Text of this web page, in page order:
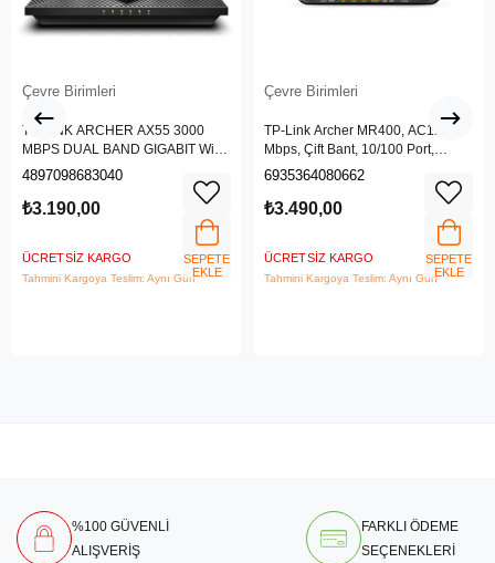
Çevre Birimleri
TP-LINK ARCHER AX55 3000
MBPS DUAL BAND GIGABIT Wi-Fi
6 ROUTER
4897098683040
₺3.190,00
ÜCRETSIZ KARGO
Tahmini Kargoya Teslim: Aynı Gün
SEPETE
EKLE
Çevre Birimleri
TP-Link Archer MR400, AC1200
Mbps, Çift Bant, 10/100 Port,
4G/3G SIM Yuvası, Kablosuz 4G
6935364080662
₺3.490,00
ÜCRETSIZ KARGO
Tahmini Kargoya Teslim: Aynı Gün
SEPETE
EKLE
%100 GÜVENLİ
ALIŞVERİŞ
FARKLI ÖDEME
SEÇENEKLERİ